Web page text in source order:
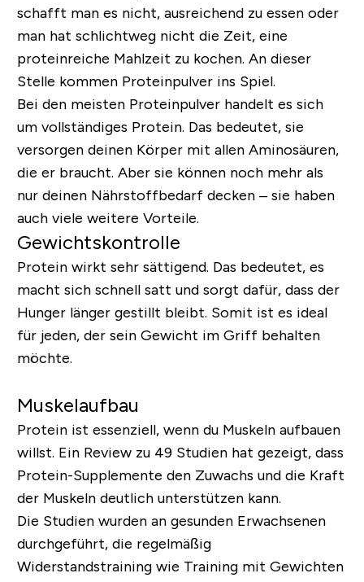
schafft man es nicht, ausreichend zu essen oder
man hat schlichtweg nicht die Zeit, eine
proteinreiche Mahlzeit zu kochen. An dieser
Stelle kommen Proteinpulver ins Spiel.
Bei den meisten Proteinpulver handelt es sich
um vollständiges Protein. Das bedeutet, sie
versorgen deinen Körper mit allen Aminosäuren,
die er braucht. Aber sie können noch mehr als
nur deinen Nährstoffbedarf decken – sie haben
auch viele weitere Vorteile.
Gewichtskontrolle
Protein wirkt sehr sättigend. Das bedeutet, es
macht sich schnell satt und sorgt dafür, dass der
Hunger länger gestillt bleibt. Somit ist es ideal
für jeden, der sein Gewicht im Griff behalten
möchte.
Muskelaufbau
Protein ist essenziell, wenn du Muskeln aufbauen
willst. Ein Review zu 49 Studien hat gezeigt, dass
Protein-Supplemente den Zuwachs und die Kraft
der Muskeln deutlich unterstützen kann.
Die Studien wurden an gesunden Erwachsenen
durchgeführt, die regelmäßig
Widerstandstraining wie Training mit Gewichten